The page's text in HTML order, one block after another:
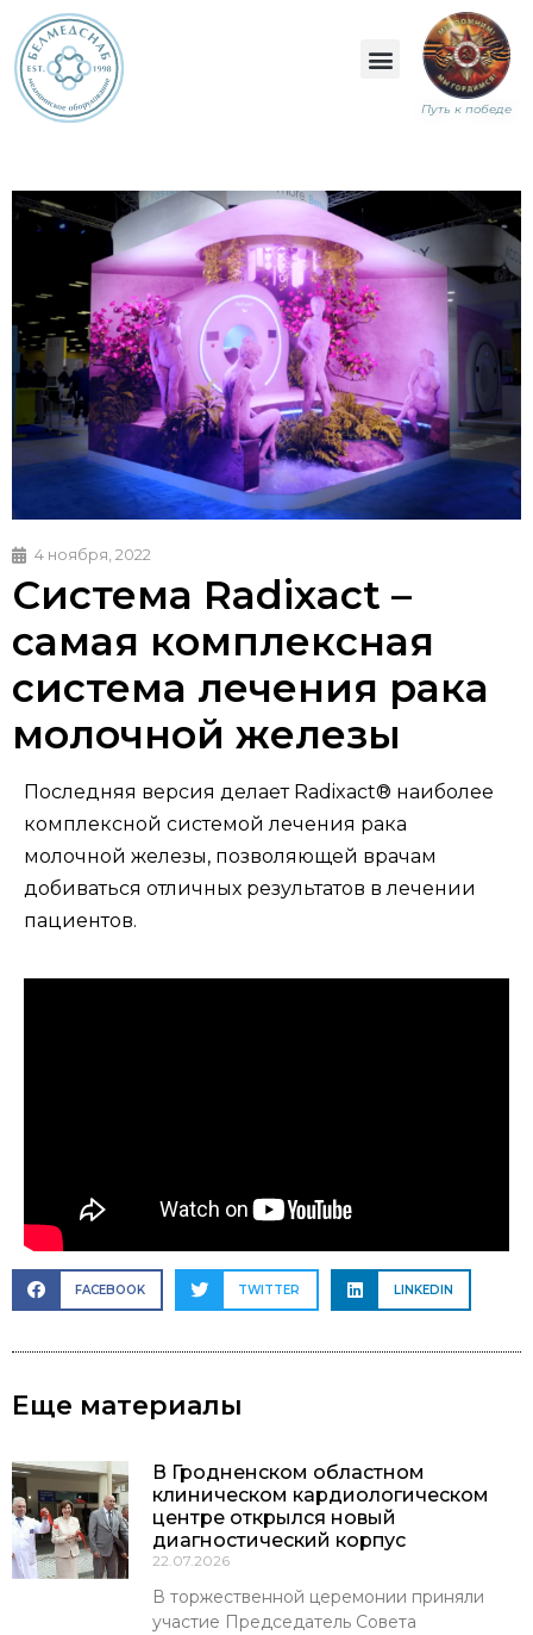
Путь к победе
4 ноября, 2022
Система Radixact –
самая комплексная
система лечения рака
молочной железы
Последняя версия делает Radixact® наиболее
комплексной системой лечения рака
молочной железы, позволяющей врачам
добиваться отличных результатов в лечении
пациентов.
FACEBOOK TWITTER LINKEDIN
Еще материалы
В Гродненском областном
клиническом кардиологическом
центре открылся новый
диагностический корпус
22.07.2026
В торжественной церемонии приняли
участие Председатель Совета